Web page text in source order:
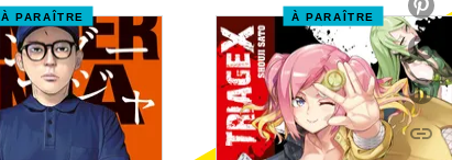
À PARAÎTRE À PARAÎTRE
link